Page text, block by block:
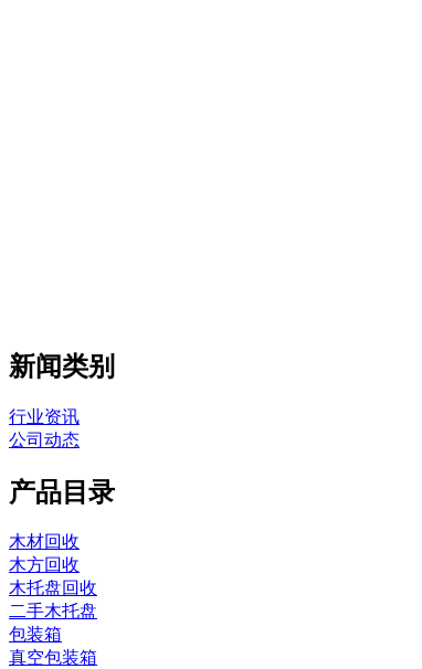
新闻类别
行业资讯
公司动态
产品目录
木材回收
木方回收
木托盘回收
二手木托盘
包装箱
真空包装箱